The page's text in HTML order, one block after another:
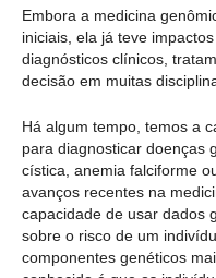
Embora a medicina
iniciais, ela já teve
diagnósticos clínicos,
decisão em muitas
Há algum tempo, temos a
para diagnosticar doenças
cística, anemia falciforme
avanços recentes na
capacidade de usar dados
sobre o risco de um
componentes genéticos